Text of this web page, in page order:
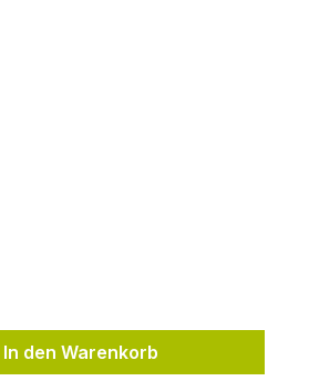
gewünschten Wert
In den Warenkorb